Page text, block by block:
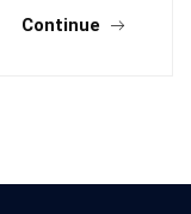
Continue